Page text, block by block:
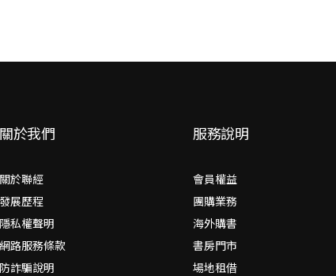
於我們
於聯經
展歷程
私權聲明
路服務條款
詐騙說明
服務說明
會員權益
團購業務
海外購書
書房門市
場地租借